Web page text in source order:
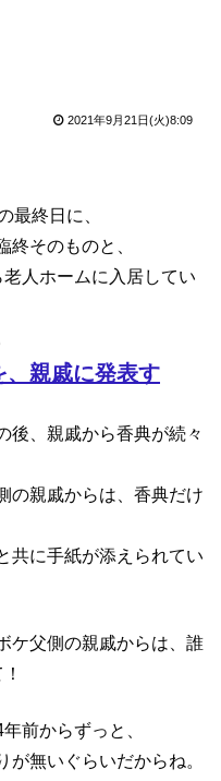
2021年9月21日(火)8:09
最終日に、
終そのものと、
人ホームに入居してい
、親戚に発表す
後、親戚から香典が続々
の親戚からは、香典だけ
共に手紙が添えられてい
ケ父側の親戚からは、誰
前からずっと、
無いぐらいだからね。